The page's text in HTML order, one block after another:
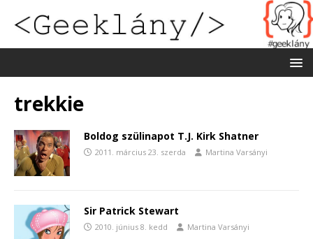
trekkie
Boldog szülinapot T.J. Kirk Shatner
2011. március 23. szerda Martina Varsányi
Sir Patrick Stewart
2010. június 8. kedd Martina Varsányi